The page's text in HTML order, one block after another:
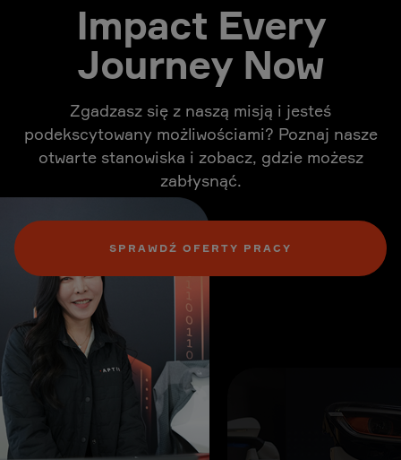
Impact Every
Journey Now
Zgadzasz się z naszą misją i jesteś
podekscytowany możliwościami? Poznaj nasze
otwarte stanowiska i zobacz, gdzie możesz
zabłysnąć.
SPRAWDŹ OFERTY PRACY